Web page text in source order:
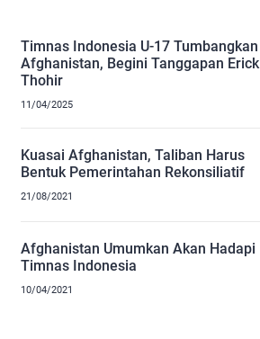
Timnas Indonesia U-17 Tumbangkan
Afghanistan, Begini Tanggapan Erick
Thohir
11/04/2025
Kuasai Afghanistan, Taliban Harus
Bentuk Pemerintahan Rekonsiliatif
21/08/2021
Afghanistan Umumkan Akan Hadapi
Timnas Indonesia
10/04/2021